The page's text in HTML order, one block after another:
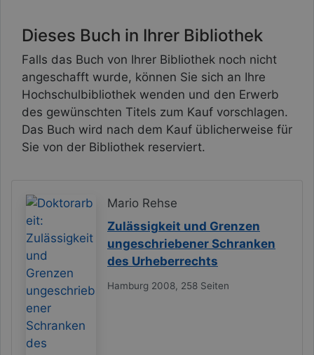
Dieses Buch in Ihrer Bibliothek
Falls das Buch von Ihrer Bibliothek noch nicht
angeschafft wurde, können Sie sich an Ihre
Hochschulbibliothek wenden und den Erwerb
des gewünschten Titels zum Kauf vorschlagen.
Das Buch wird nach dem Kauf üblicherweise für
Sie von der Bibliothek reserviert.
Mario Rehse
Zulässigkeit und Grenzen
ungeschriebener Schranken
des Urheberrechts
Hamburg 2008, 258 Seiten